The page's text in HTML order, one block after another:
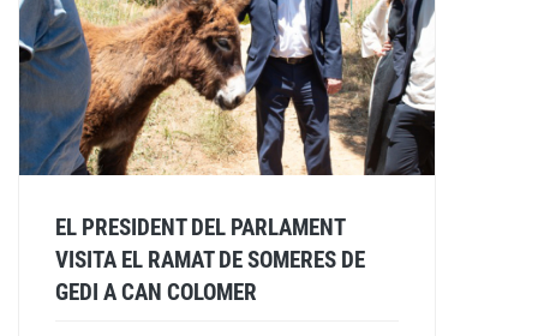
EL PRESIDENT DEL PARLAMENT
VISITA EL RAMAT DE SOMERES DE
GEDI A CAN COLOMER